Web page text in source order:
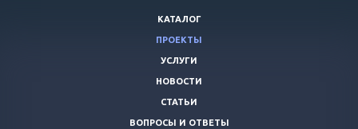
КАТАЛОГ
ПРОЕКТЫ
УСЛУГИ
НОВОСТИ
СТАТЬИ
ВОПРОСЫ И ОТВЕТЫ